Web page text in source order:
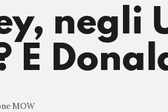
negli
E
MOW